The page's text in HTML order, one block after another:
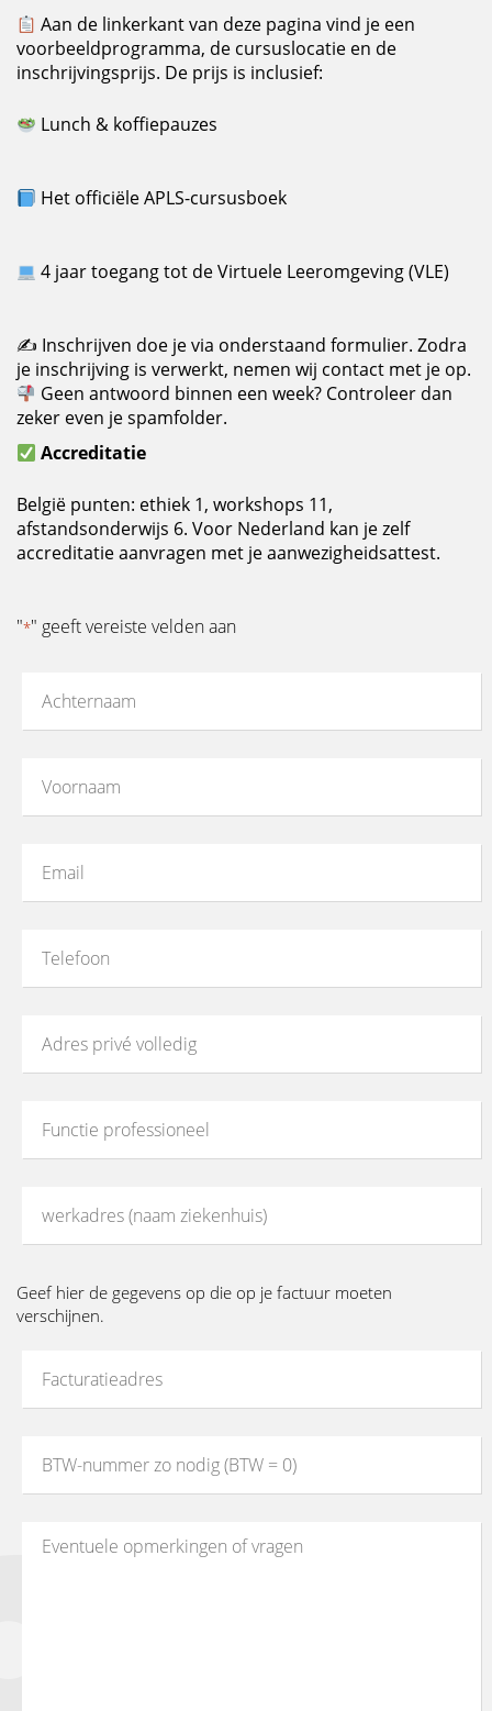
Aan de linkerkant van deze pagina vind je een
voorbeeldprogramma, de cursuslocatie en de
inschrijvingsprijs. De prijs is inclusief:
Lunch & koffiepauzes
Het officiële APLS-cursusboek
4 jaar toegang tot de Virtuele Leeromgeving (VLE)
✍ Inschrijven doe je via onderstaand formulier. Zodra
je inschrijving is verwerkt, nemen wij contact met je op.
Geen antwoord binnen een week? Controleer dan
zeker even je spamfolder.
Accreditatie
België punten: ethiek 1, workshops 11,
afstandsonderwijs 6. Voor Nederland kan je zelf
accreditatie aanvragen met je aanwezigheidsattest.
"*" geeft vereiste velden aan
Geef hier de gegevens op die op je factuur moeten
verschijnen.